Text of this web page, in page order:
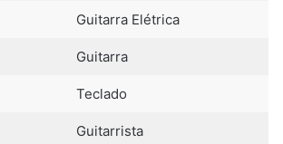
Guitarra Elétrica
Guitarra
Teclado
Guitarrista